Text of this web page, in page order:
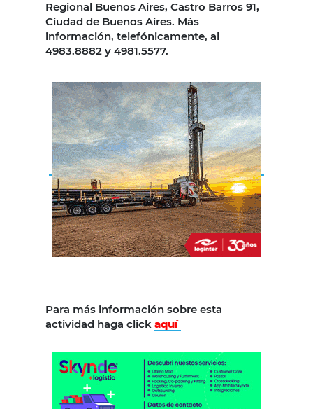
Regional Buenos Aires, Castro Barros 91,
Ciudad de Buenos Aires. Más
información, telefónicamente, al
4983.8882 y 4981.5577.
Para más información sobre esta
actividad haga click aquí